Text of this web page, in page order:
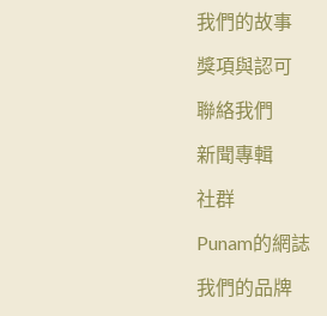
我們的故事
獎項與認可
聯絡我們
新聞專輯
社群
Punam的網誌
我們的品牌